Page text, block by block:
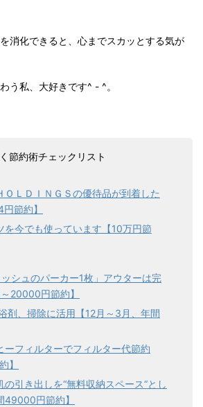
消化できると、心までスカッとする気が
う私、大好きです^ - ^。
節約術チェックリスト
ＬＤＩＮＧＳの優待品が到着した
節約】
を今でも使っています【10万円節
シュのパーカー1枚」アウターは完
20000円節約】
剤、掃除に活用【12月～3月、年間
ーフィルターでフィルター代節約
】
引き出しを“無料収納スペース“とし
49000円節約】